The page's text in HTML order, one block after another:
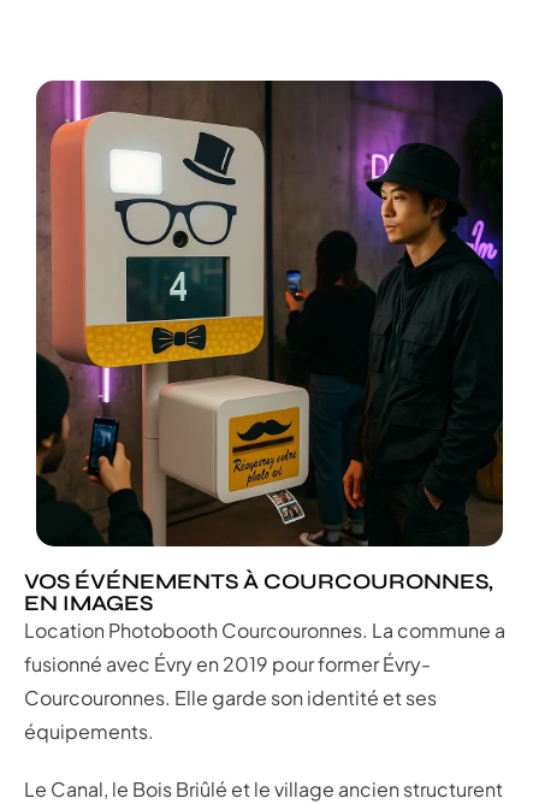
VOS ÉVÉNEMENTS À COURCOURONNES,
EN IMAGES
Location Photobooth Courcouronnes. La commune a
fusionné avec Évry en 2019 pour former Évry-
Courcouronnes. Elle garde son identité et ses
équipements.
Le Canal, le Bois Briûlé et le village ancien structurent